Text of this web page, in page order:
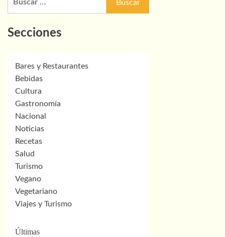
Secciones
Bares y Restaurantes
Bebidas
Cultura
Gastronomía
Nacional
Noticias
Recetas
Salud
Turismo
Vegano
Vegetariano
Viajes y Turismo
Últimas